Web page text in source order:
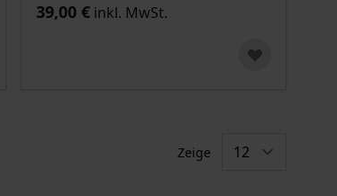
39,00 € inkl. MwSt.
Zeige